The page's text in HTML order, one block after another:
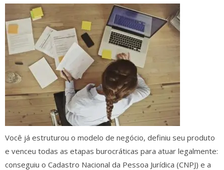
Você já estruturou o modelo de negócio, definiu seu produto
e venceu todas as etapas burocráticas para atuar legalmente:
conseguiu o Cadastro Nacional da Pessoa Jurídica (CNPJ) e a